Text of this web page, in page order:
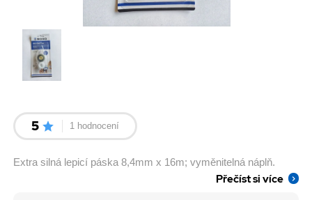
5 1 hodnocení
Extra silná lepicí páska 8,4mm x 16m; vyměnitelná náplň.
Přečíst si více